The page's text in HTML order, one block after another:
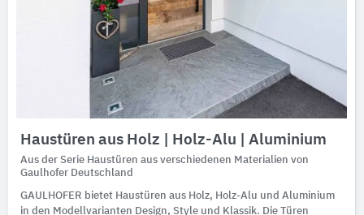
Haustüren aus Holz | Holz-Alu | Aluminium
Aus der Serie Haustüren aus verschiedenen Materialien von
Gaulhofer Deutschland
GAULHOFER bietet Haustüren aus Holz, Holz-Alu und Aluminium
in den Modellvarianten Design, Style und Klassik. Die Türen